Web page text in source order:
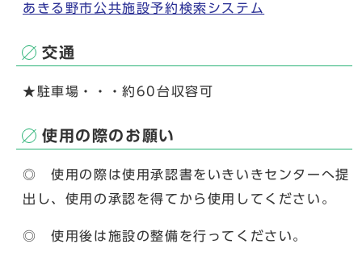
あきる野市公共施設予約検索システム
交通
★駐車場・・・約60台収容可
使用の際のお願い
◎ 使用の際は使用承認書をいきいきセンターへ提
出し、使用の承認を得てから使用してください。
◎ 使用後は施設の整備を行ってください。